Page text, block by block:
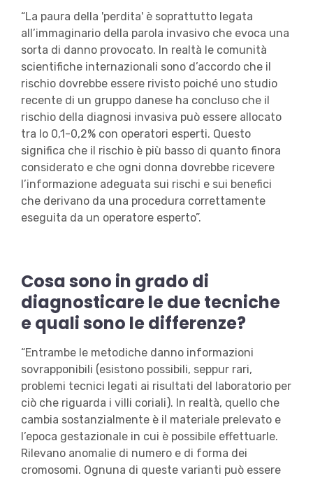
“La paura della 'perdita' è soprattutto legata
all’immaginario della parola invasivo che evoca una
sorta di danno provocato. In realtà le comunità
scientifiche internazionali sono d’accordo che il
rischio dovrebbe essere rivisto poiché uno studio
recente di un gruppo danese ha concluso che il
rischio della diagnosi invasiva può essere allocato
tra lo 0,1-0,2% con operatori esperti. Questo
significa che il rischio è più basso di quanto finora
considerato e che ogni donna dovrebbe ricevere
l’informazione adeguata sui rischi e sui benefici
che derivano da una procedura correttamente
eseguita da un operatore esperto”.
Cosa sono in grado di
diagnosticare le due tecniche
e quali sono le differenze?
“Entrambe le metodiche danno informazioni
sovrapponibili (esistono possibili, seppur rari,
problemi tecnici legati ai risultati del laboratorio per
ciò che riguarda i villi coriali). In realtà, quello che
cambia sostanzialmente è il materiale prelevato e
l’epoca gestazionale in cui è possibile effettuarle.
Rilevano anomalie di numero e di forma dei
cromosomi. Ognuna di queste varianti può essere